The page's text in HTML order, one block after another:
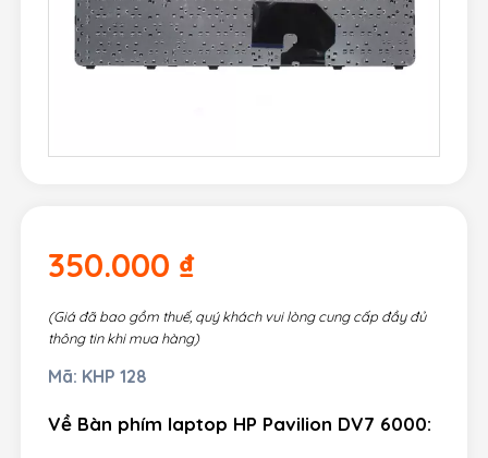
350.000 ₫
(Giá đã bao gồm thuế, quý khách vui lòng cung cấp đầy đủ
thông tin khi mua hàng)
Mã: KHP 128
Về Bàn phím laptop HP Pavilion DV7 6000: